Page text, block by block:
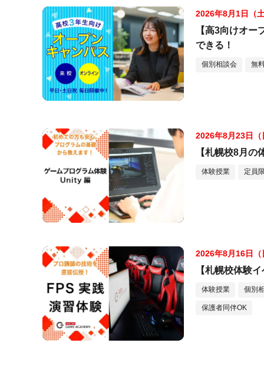
2026年8月1日（
【高3向けオ
できる！
個別相談会 無
2026年8月23日（
【札幌校8月
体験授業 定員
2026年8月16日（
【札幌校体験
体験授業 個別
保護者同伴OK